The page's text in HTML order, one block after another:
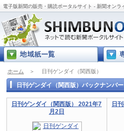
電子版新聞の販売・購読ポータルサイト - 新聞オンラ
ホーム ＞ 日刊ゲンダイ（関西版）
日刊ゲンダイ（関西版）バックナンバー
日刊ゲンダイ（関西版） 2021年7
月2日
日